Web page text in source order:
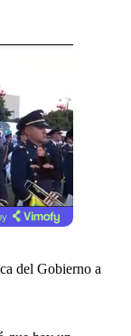
del Gobierno a